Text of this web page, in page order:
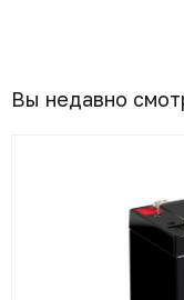
Вы недавно